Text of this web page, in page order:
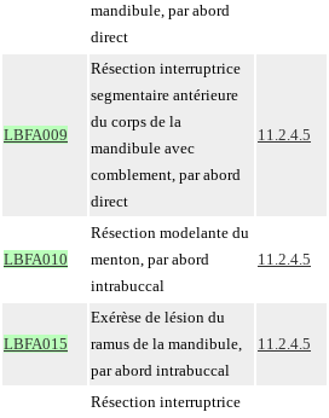
mandibule, par abord
direct
LBFA009
Résection interruptrice
segmentaire antérieure
du corps de la
mandibule avec
comblement, par abord
direct
11.2.4.5
LBFA010
Résection modelante du
menton, par abord
intrabuccal
11.2.4.5
LBFA015
Exérèse de lésion du
ramus de la mandibule,
par abord intrabuccal
11.2.4.5
Résection interruptrice